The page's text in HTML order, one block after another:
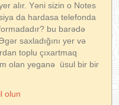
alır. Yəni sizin o Notes
da hardasa telefonda
bu barədə
saxladığını yer və
toplu çıxartmaq
olan yeganə üsul bir bir
olun